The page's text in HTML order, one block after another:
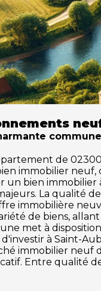
de
immobilier neuf,
un bien
La qualité
immobilière
de biens,
met à
d'investir à Saint-
immobilier
Entre qualité